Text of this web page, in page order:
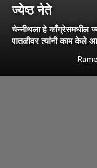
ज्येष्ठ नेते
चेन्नीथला हे काँग्रेसमधील
पातळीवर त्यांनी काम केले